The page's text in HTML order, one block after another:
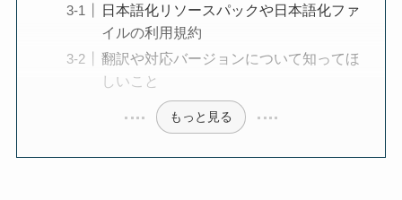
日本語化リソースパックや日本語化ファ
イルの利用規約
翻訳や対応バージョンについて知ってほ
しいこと
もっと見る